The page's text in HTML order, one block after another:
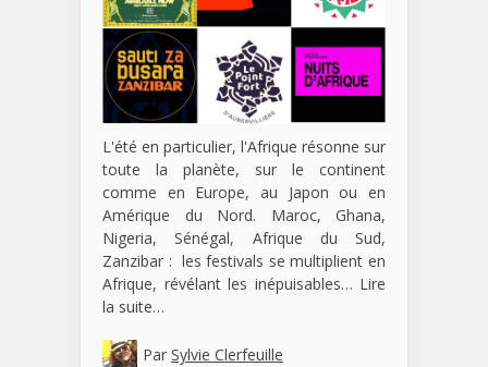
L'été en particulier, l'Afrique résonne sur
toute la planète, sur le continent
comme en Europe, au Japon ou en
Amérique du Nord. Maroc, Ghana,
Nigeria, Sénégal, Afrique du Sud,
Zanzibar : les festivals se multiplient en
Afrique, révélant les inépuisables… Lire
la suite…
Par Sylvie Clerfeuille